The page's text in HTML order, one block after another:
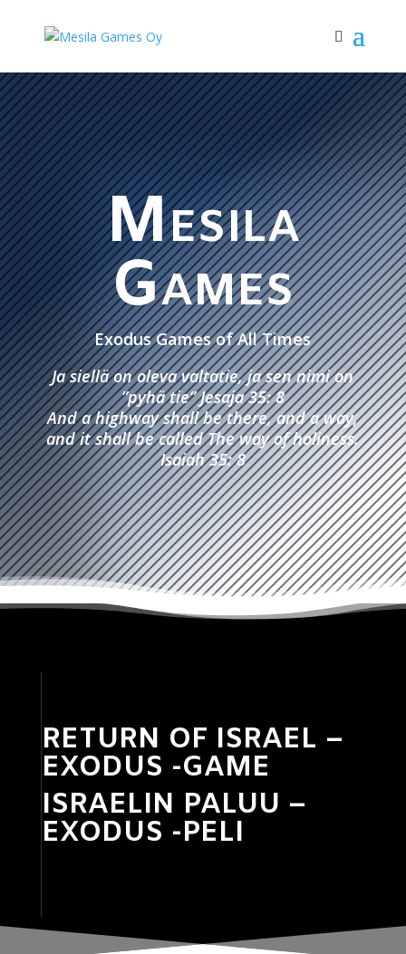
Mesila
Games
Exodus Games of All Times
Ja siellä on oleva valtatie, ja sen nimi on
”pyhä tie” Jesaja 35: 8
And a highway shall be there, and a way,
and it shall be called The way of holiness.
Isaiah 35: 8
RETURN OF ISRAEL –
EXODUS -GAME
ISRAELIN PALUU –
EXODUS -PELI